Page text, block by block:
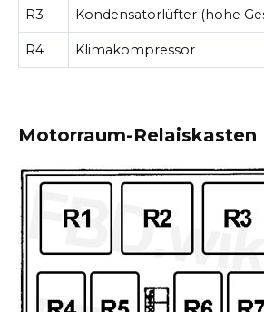
R3 Kondensatorlüfter (hohe
R4 Klimakompressor
Motorraum-Relaiskasten